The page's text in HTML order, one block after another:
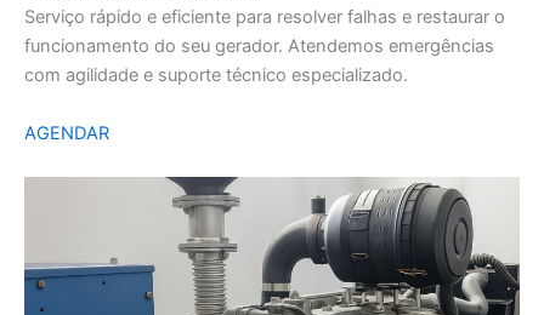
Serviço rápido e eficiente para resolver falhas e restaurar o
funcionamento do seu gerador. Atendemos emergências
com agilidade e suporte técnico especializado.
AGENDAR